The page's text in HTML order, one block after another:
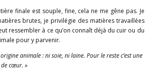
finale est souple, fine, cela ne me gêne pas. Je
brutes, je privilégie des matières travaillées
ressembler à ce qu’on connaît déjà du cuir ou du
pour y parvenir.
animale : ni soie, ni laine. Pour le reste c’est une
cœur. »